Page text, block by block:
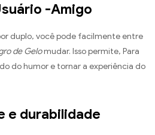
-Amigo
duplo, você pode facilmente entre
de Gelomudar. Isso permite, Para
do humor e tornar a experiência do
e durabilidade